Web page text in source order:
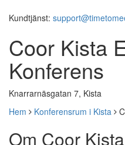
Kundtjänst:
Coor Kista
Konferens
Knarrarnäsgatan 7, Kista
Hem
Konferensrum i Kista
Om Coor